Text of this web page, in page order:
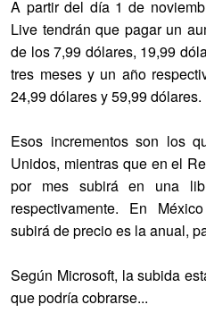
A partir del día 1 de
Live tendrán que pagar un
de los 7,99 dólares, 19,99
tres meses y un año
24,99 dólares y 59,99 dólares.
Esos incrementos son los
Unidos, mientras que en el
por mes subirá en una
respectivamente. En
subirá de precio es la anual,
Según Microsoft, la subida
que podría cobrarse...